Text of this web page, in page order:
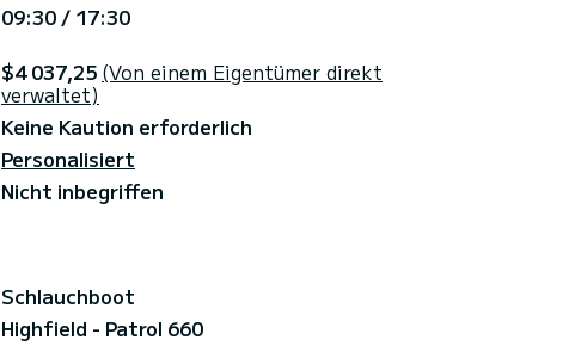
09:30 / 17:30
$4 037,25 (Von einem Eigentümer direkt
verwaltet)
Keine Kaution erforderlich
Personalisiert
Nicht inbegriffen
Schlauchboot
Highfield - Patrol 660